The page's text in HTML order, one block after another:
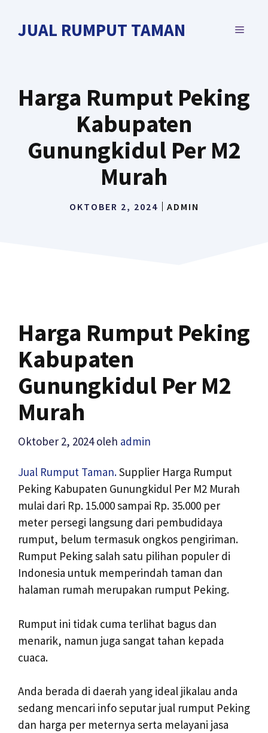
JUAL RUMPUT TAMAN MENU
Harga Rumput Peking
Kabupaten
Gunungkidul Per M2
Murah
OKTOBER 2, 2024 ADMIN
Harga Rumput Peking
Kabupaten
Gunungkidul Per M2
Murah
Oktober 2, 2024 oleh admin
Jual Rumput Taman.Supplier Harga Rumput
Peking Kabupaten Gunungkidul Per M2 Murah
mulai dari Rp. 15.000 sampai Rp. 35.000 per
meter persegi langsung dari pembudidaya
rumput, belum termasuk ongkos pengiriman.
Rumput Peking salah satu pilihan populer di
Indonesia untuk memperindah taman dan
halaman rumah merupakan rumput Peking.
Rumput ini tidak cuma terlihat bagus dan
menarik, namun juga sangat tahan kepada
cuaca.
Anda berada di daerah yang ideal jikalau anda
sedang mencari info seputar jual rumput Peking
dan harga per meternya serta melayani jasa